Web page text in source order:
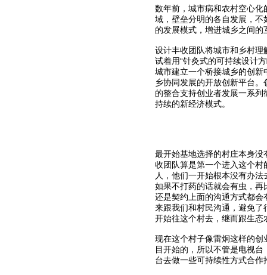
数年前，城市病和农村空心
域，壁垒分明的各自发展，不
的发展模式，增进城乡之间
设计丰收团队将城市和乡村
试着用“针灸式的可持续设计
城市建立一个桥接城乡的创
乡协同发展的开放创新平台
的整合支持创业者发展一系
持续的新经济模式。
最开始基地选择的村庄本身
收团队算是第一个进入这个
人，他们一开始根本没有办
如果不打药的话就会有虫，
还是契约上面的沟通方式都
来跟我们和村民沟通，避免
开始往这个村去，继而跟生态
现在这个村子像雷炯这样的
目开始的，所以不管是电视
台去做一些可持续性方式合